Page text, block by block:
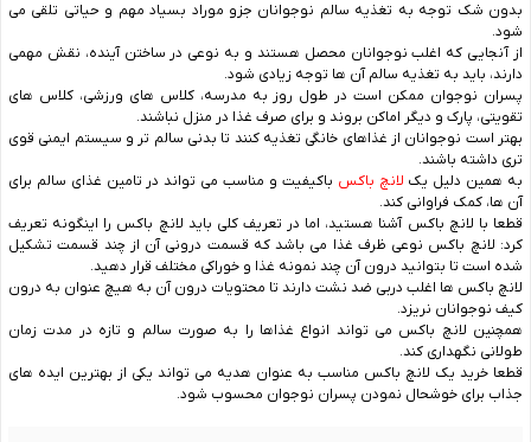
بدون شک توجه به تغذیه سالم نوجوانان جزو موراد بسیاد مهم و حیاتی تلقی می
شود.
از آنجایی که اغلب نوجوانان محصل هستند و به نوعی در ساختن آینده، نقش مهمی
دارند، باید به تغذیه سالم آن ها توجه زیادی شود.
پسران نوجوان ممکن است در طول روز به مدرسه، کلاس های ورزشی، کلاس های
تقویتی، پارک و دیگر اماکن بروند و برای صرف غذا در منزل نباشند.
بهتر است نوجوانان از غذاهای خانگی تغذیه کنند تا بدنی سالم تر و سیستم ایمنی قوی
تری داشته باشند.
به همین دلیل یک لانچ باکس باکیفیت و مناسب می تواند در تامین غذای سالم برای
آن ها، کمک فراوانی کند.
قطعا با لانچ باکس آشنا هستید، اما در تعریف کلی باید لانچ باکس را اینگونه تعریف
کرد: لانچ باکس نوعی ظرف غذا می باشد که قسمت درونی آن از چند قسمت تشکیل
شده است تا بتوانید درون آن چند نمونه غذا و خوراکی مختلف قرار دهید.
لانچ باکس ها اغلب دربی ضد نشت دارند تا محتویات درون آن به هیچ عنوان به درون
کیف نوجوانان نریزد.
همچنین لانچ باکس می تواند انواع غذاها را به صورت سالم و تازه در مدت زمان
طولانی نگهداری کند.
قطعا خرید یک لانچ باکس مناسب به عنوان هدیه می تواند یکی از بهترین ایده های
جذاب برای خوشحال نمودن پسران نوجوان محسوب شود.